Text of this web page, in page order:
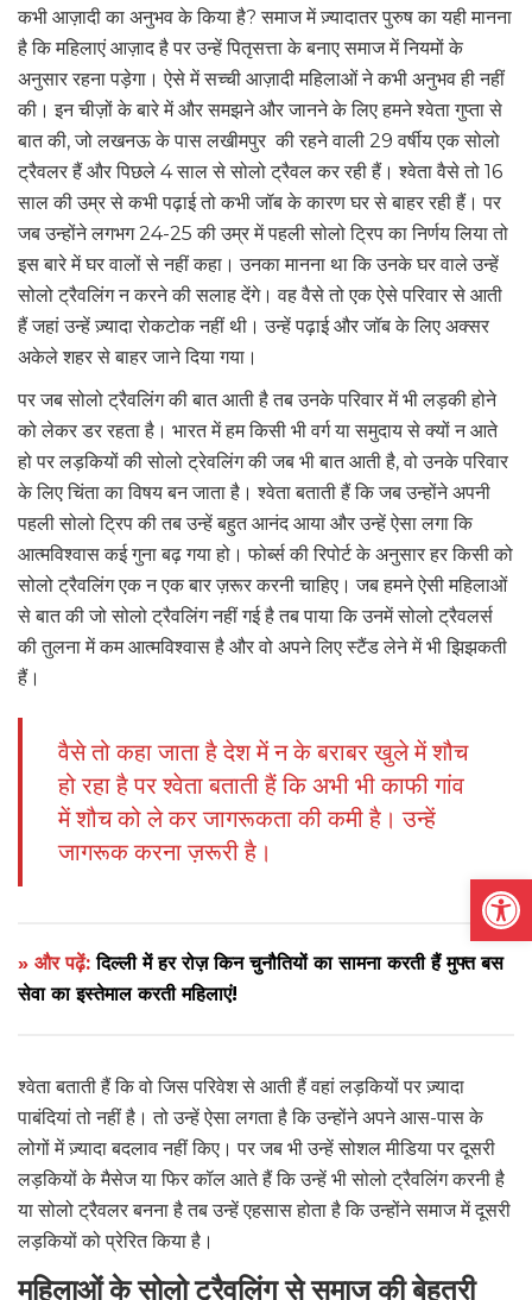
कभी आज़ादी का अनुभव के किया है? समाज में ज़्यादातर पुरुष का यही मानना
है कि महिलाएं आज़ाद है पर उन्हें पितृसत्ता के बनाए समाज में नियमों के
अनुसार रहना पड़ेगा। ऐसे में सच्ची आज़ादी महिलाओं ने कभी अनुभव ही नहीं
की। इन चीज़ों के बारे में और समझने और जानने के लिए हमने श्वेता गुप्ता से
बात की, जो लखनऊ के पास लखीमपुर की रहने वाली 29 वर्षीय एक सोलो
ट्रैवलर हैं और पिछले 4 साल से सोलो ट्रैवल कर रही हैं। श्वेता वैसे तो 16
साल की उम्र से कभी पढ़ाई तो कभी जॉब के कारण घर से बाहर रही हैं। पर
जब उन्होंने लगभग 24-25 की उम्र में पहली सोलो ट्रिप का निर्णय लिया तो
इस बारे में घर वालों से नहीं कहा। उनका मानना था कि उनके घर वाले उन्हें
सोलो ट्रैवलिंग न करने की सलाह देंगे। वह वैसे तो एक ऐसे परिवार से आती
हैं जहां उन्हें ज़्यादा रोकटोक नहीं थी। उन्हें पढ़ाई और जॉब के लिए अक्सर
अकेले शहर से बाहर जाने दिया गया।
पर जब सोलो ट्रैवलिंग की बात आती है तब उनके परिवार में भी लड़की होने
को लेकर डर रहता है। भारत में हम किसी भी वर्ग या समुदाय से क्यों न आते
हो पर लड़कियों की सोलो ट्रेवलिंग की जब भी बात आती है, वो उनके परिवार
के लिए चिंता का विषय बन जाता है। श्वेता बताती हैं कि जब उन्होंने अपनी
पहली सोलो ट्रिप की तब उन्हें बहुत आनंद आया और उन्हें ऐसा लगा कि
आत्मविश्वास कई गुना बढ़ गया हो। फोर्ब्स की रिपोर्ट के अनुसार हर किसी को
सोलो ट्रैवलिंग एक न एक बार ज़रूर करनी चाहिए। जब हमने ऐसी महिलाओं
से बात की जो सोलो ट्रैवलिंग नहीं गई है तब पाया कि उनमें सोलो ट्रैवलर्स
की तुलना में कम आत्मविश्वास है और वो अपने लिए स्टैंड लेने में भी झिझकती
हैं।
वैसे तो कहा जाता है देश में न के बराबर खुले में शौच
हो रहा है पर श्वेता बताती हैं कि अभी भी काफी गांव
में शौच को ले कर जागरूकता की कमी है। उन्हें
जागरूक करना ज़रूरी है।
» और पढ़ें:दिल्ली में हर रोज़ किन चुनौतियों का सामना करती हैं मुफ्त बस
सेवा का इस्तेमाल करती महिलाएं!
श्वेता बताती हैं कि वो जिस परिवेश से आती हैं वहां लड़कियों पर ज़्यादा
पाबंदियां तो नहीं है। तो उन्हें ऐसा लगता है कि उन्होंने अपने आस-पास के
लोगों में ज़्यादा बदलाव नहीं किए। पर जब भी उन्हें सोशल मीडिया पर दूसरी
लड़कियों के मैसेज या फिर कॉल आते हैं कि उन्हें भी सोलो ट्रैवलिंग करनी है
या सोलो ट्रैवलर बनना है तब उन्हें एहसास होता है कि उन्होंने समाज में दूसरी
लड़कियों को प्रेरित किया है।
महिलाओं के सोलो ट्रैवलिंग से समाज की बेहतरी